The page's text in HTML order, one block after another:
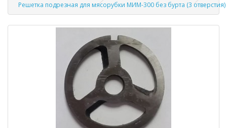
Решетка подрезная для мясорубки МИМ-300 без бурта (3 отверстия)